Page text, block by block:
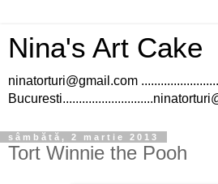
Nina's Art Cake
ninatorturi@gmail.com
sâmbătă, 2 martie 2013
Tort Winnie the Pooh